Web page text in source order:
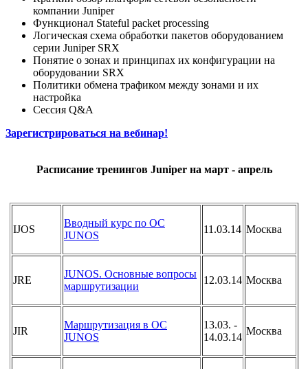
компании Juniper
Функционал Stateful packet processing
Логическая схема обработки пакетов оборудованием
серии Juniper SRX
Понятие о зонах и принципах их конфигурации на
оборудовании SRX
Политики обмена трафиком между зонами и их
настройка
Сессия Q&A
Зарегистрироваться на вебинар!
Расписание тренингов Juniper на март - апрель
IJOS
Вводный курс по OC
JUNOS
11.03.14 Москва
JRE
JUNOS. Основные вопросы
маршрутизации
12.03.14 Москва
JIR
Маршрутизация в ОС
JUNOS
13.03. -
14.03.14
Москва